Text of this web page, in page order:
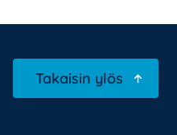
Takaisin ylös